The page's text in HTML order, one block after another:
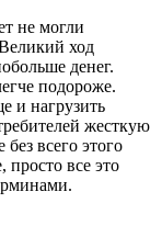
не могли
ход
денег.
подороже.
и нагрузить
жесткую
всего этого
все это